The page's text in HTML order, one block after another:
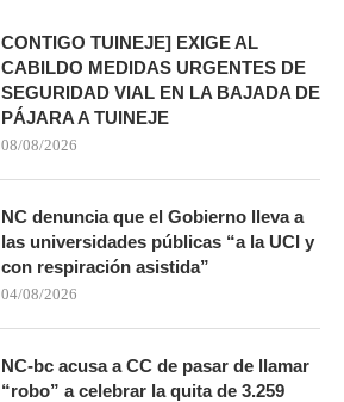
CONTIGO TUINEJE] EXIGE AL
CABILDO MEDIDAS URGENTES DE
SEGURIDAD VIAL EN LA BAJADA DE
PÁJARA A TUINEJE
08/08/2026
NC denuncia que el Gobierno lleva a
las universidades públicas “a la UCI y
con respiración asistida”
04/08/2026
NC-bc acusa a CC de pasar de llamar
“robo” a celebrar la quita de 3.259